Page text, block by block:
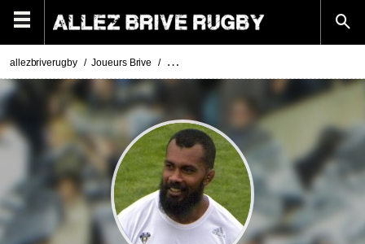
allezbriverugby Joueurs Brive Dominiko Waqaniburotu - joueur du CA Brive